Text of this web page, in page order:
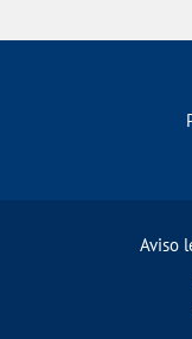
Aviso